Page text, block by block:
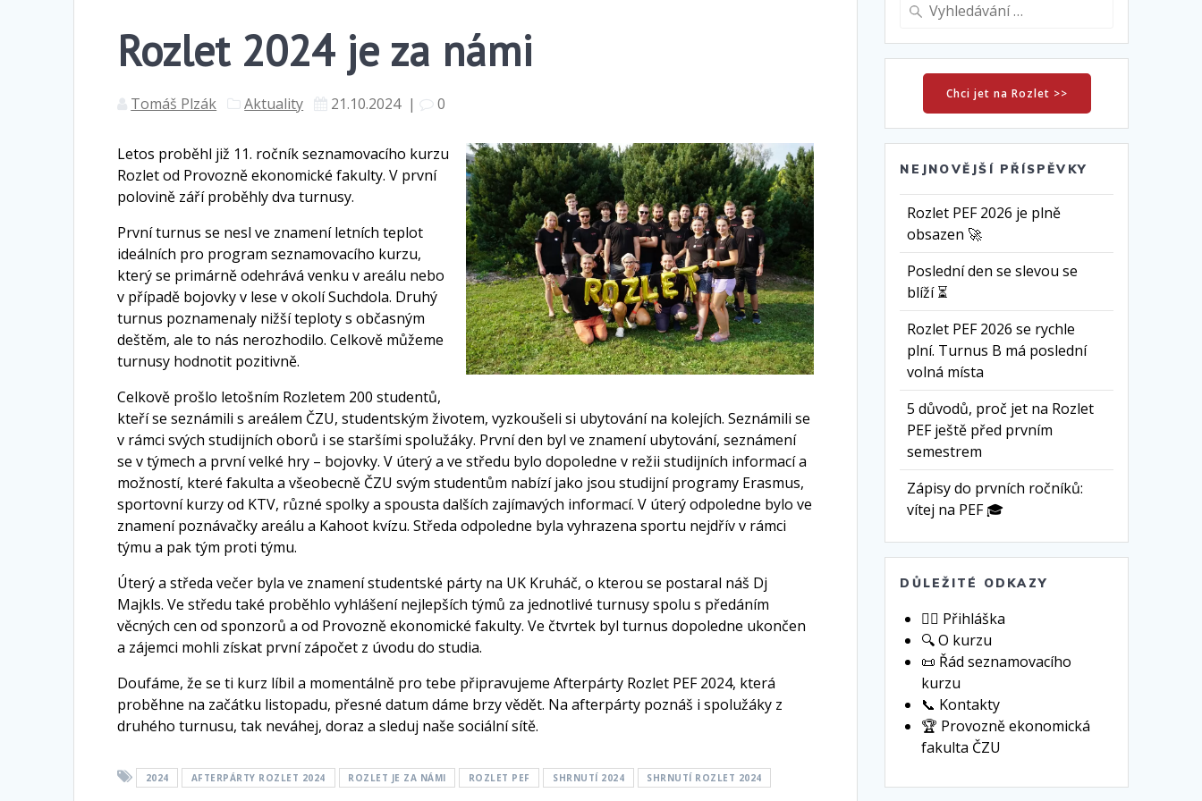
Rozlet 2024 je za námi
Tomáš Plzák Aktuality 21.10.2024| 0
Letos proběhl již 11. ročník seznamovacího kurzu
Rozlet od Provozně ekonomické fakulty. V první
polovině září proběhly dva turnusy.
První turnus se nesl ve znamení letních teplot
ideálních pro program seznamovacího kurzu,
který se primárně odehrává venku v areálu nebo
v případě bojovky v lese v okolí Suchdola. Druhý
turnus poznamenaly nižší teploty s občasným
deštěm, ale to nás nerozhodilo. Celkově můžeme
turnusy hodnotit pozitivně.
Celkově prošlo letošním Rozletem 200 studentů,
kteří se seznámili s areálem ČZU, studentským životem, vyzkoušeli si ubytování na kolejích. Seznámili se
v rámci svých studijních oborů i se staršími spolužáky. První den byl ve znamení ubytování, seznámení
se v týmech a první velké hry – bojovky. V úterý a ve středu bylo dopoledne v režii studijních informací a
možností, které fakulta a všeobecně ČZU svým studentům nabízí jako jsou studijní programy Erasmus,
sportovní kurzy od KTV, různé spolky a spousta dalších zajímavých informací. V úterý odpoledne bylo ve
znamení poznávačky areálu a Kahoot kvízu. Středa odpoledne byla vyhrazena sportu nejdřív v rámci
týmu a pak tým proti týmu.
Úterý a středa večer byla ve znamení studentské párty na UK Kruháč, o kterou se postaral náš Dj
Majkls. Ve středu také proběhlo vyhlášení nejlepších týmů za jednotlivé turnusy spolu s předáním
věcných cen od sponzorů a od Provozně ekonomické fakulty. Ve čtvrtek byl turnus dopoledne ukončen
a zájemci mohli získat první zápočet z úvodu do studia.
Doufáme, že se ti kurz líbil a momentálně pro tebe připravujeme Afterpárty Rozlet PEF 2024, která
proběhne na začátku listopadu, přesné datum dáme brzy vědět. Na afterpárty poznáš i spolužáky z
druhého turnusu, tak neváhej, doraz a sleduj naše sociální sítě.
2024 AFTERPÁRTY ROZLET 2024 ROZLET JE ZA NÁMI ROZLET PEF SHRNUTÍ 2024 SHRNUTÍ ROZLET 2024
Chci jet na Rozlet >>
NEJNOVĚJŠÍ PŘÍSPĚVKY
Rozlet PEF 2026 je plně
obsazen 🚀
Poslední den se slevou se
blíží ⏳
Rozlet PEF 2026 se rychle
plní. Turnus B má poslední
volná místa
5 důvodů, proč jet na Rozlet
PEF ještě před prvním
semestrem
Zápisy do prvních ročníků:
vítej na PEF 🎓
DŮLEŽITÉ ODKAZY
🙋‍♀️ Přihláška
🔍 O kurzu
📜 Řád seznamovacího
kurzu
📞 Kontakty
🏆 Provozně ekonomická
fakulta ČZU